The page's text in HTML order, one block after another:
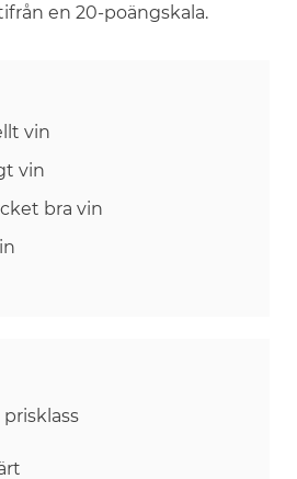
en 20-poängskala.
vin
vin
bra vin